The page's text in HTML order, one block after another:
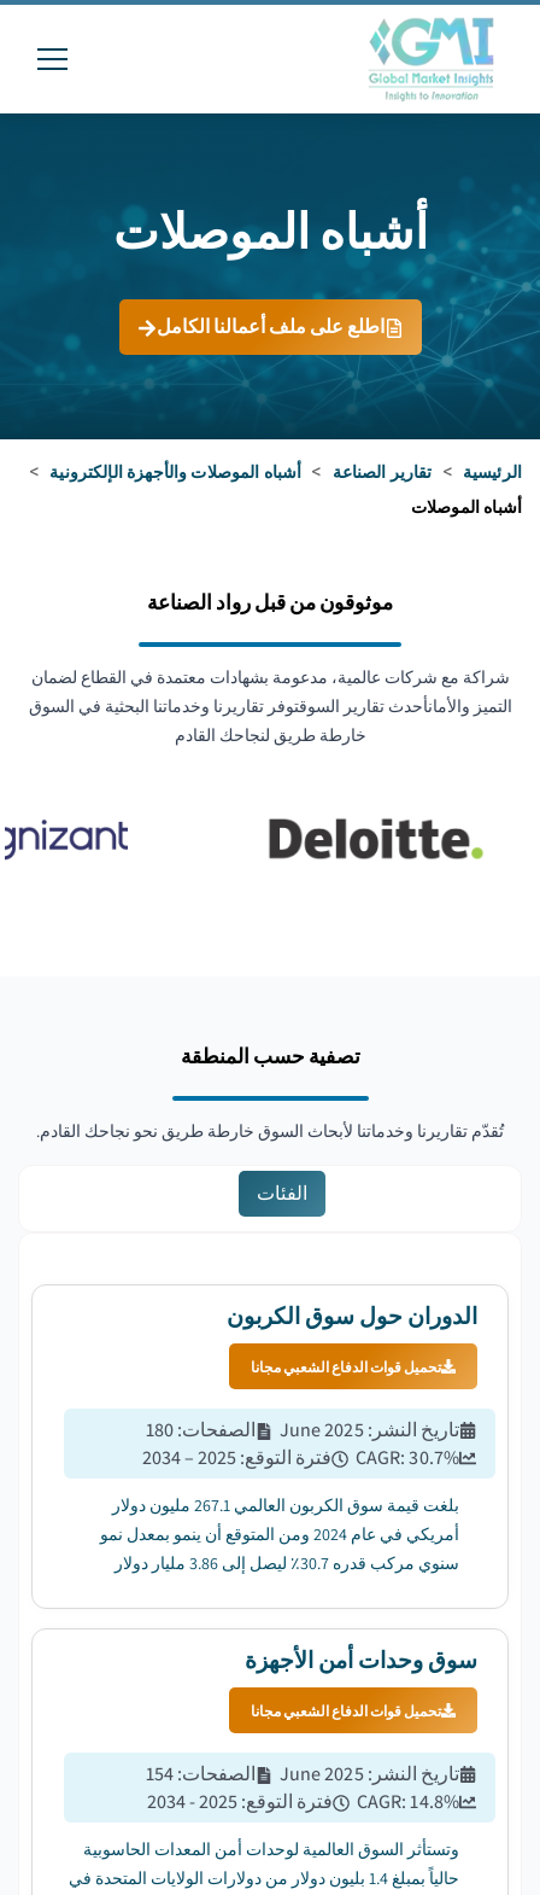
أشباه الموصلات
اطلع على ملف أعمالنا الكامل
الرئيسية > تقارير الصناعة > أشباه الموصلات والأجهزة الإلكترونية >
أشباه الموصلات
موثوقون من قبل رواد الصناعة
شراكة مع شركات عالمية، مدعومة بشهادات معتمدة في القطاع لضمان
التميز والأمانأحدث تقارير السوقتوفر تقاريرنا وخدماتنا البحثية في السوق
خارطة طريق لنجاحك القادم
تصفية حسب المنطقة
تُقدّم تقاريرنا وخدماتنا لأبحاث السوق خارطة طريق نحو نجاحك القادم.
الفئات
الدوران حول سوق الكربون
تحميل قوات الدفاع الشعبي مجانا
تاريخ النشر :
June 2025 الصفحات:
180
CAGR:30.7% فترة التوقع:
2025 – 2034
بلغت قيمة سوق الكربون العالمي 267.1 مليون دولار
أمريكي في عام 2024 ومن المتوقع أن ينمو بمعدل نمو
سنوي مركب قدره 30.7٪ ليصل إلى 3.86 مليار دولار
سوق وحدات أمن الأجهزة
تحميل قوات الدفاع الشعبي مجانا
تاريخ النشر :
June 2025 الصفحات:
154
CAGR:14.8% فترة التوقع:
2025 - 2034
وتستأثر السوق العالمية لوحدات أمن المعدات الحاسوبية
حالياً بمبلغ 1.4 بليون دولار من دولارات الولايات المتحدة في